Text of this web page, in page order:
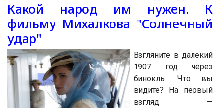
Какой народ им нужен. К
фильму Михалкова "Солнечный
удар"
Взгляните в далёкий
1907 год через
бинокль. Что вы
видите? На первый
взгляд —